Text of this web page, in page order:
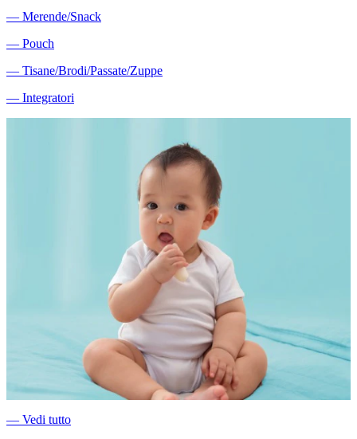
― Merende/Snack
― Pouch
― Tisane/Brodi/Passate/Zuppe
― Integratori
― Vedi tutto